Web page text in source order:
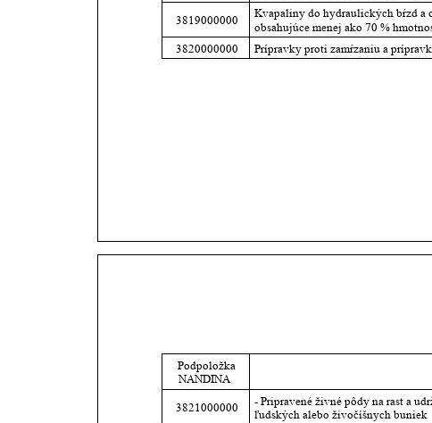
3819000000
Kvapaliny do hydraulických bŕzd a
obsahujúce menej ako 70 %
3820000000
Prípravky proti zamŕzaniu a
Podpoložka
NANDINA
3821000000
- Pripravené živné pôdy na rast a
ľudských alebo živočíšnych buniek